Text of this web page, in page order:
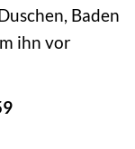
Baden
ihn vor